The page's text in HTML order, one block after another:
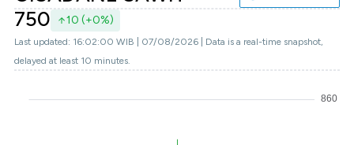
750 10 (+0%)
Last updated: 16:02:00 WIB | 07/08/2026 | Data is a real-time snapshot,
delayed at least 10 minutes.